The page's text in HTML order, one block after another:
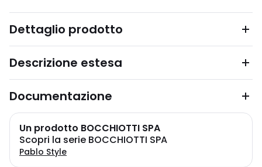
Dettaglio prodotto
Descrizione estesa
Documentazione
Un prodotto BOCCHIOTTI SPA
Scopri la serie BOCCHIOTTI SPA
Pablo Style